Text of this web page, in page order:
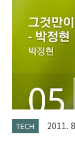
TECH 2011.